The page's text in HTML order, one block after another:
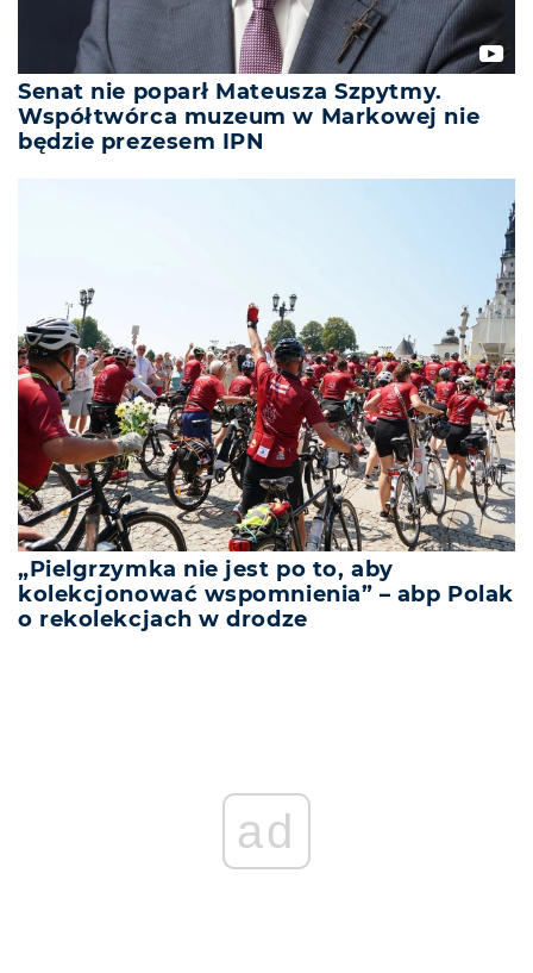
Senat nie poparł Mateusza Szpytmy.
Współtwórca muzeum w Markowej nie
będzie prezesem IPN
„Pielgrzymka nie jest po to, aby
kolekcjonować wspomnienia” – abp Polak
o rekolekcjach w drodze
ad